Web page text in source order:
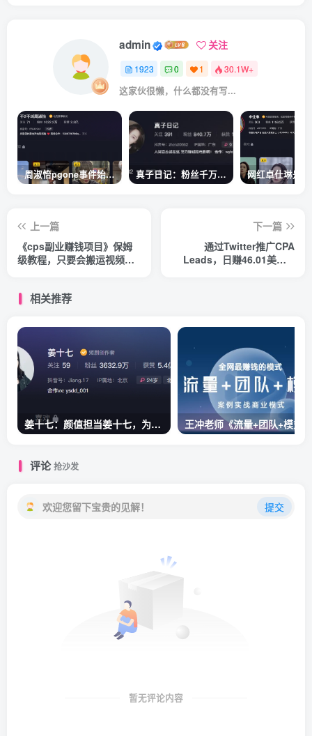
admin 关注
1923 0 1 30.1W+
这家伙很懒，什么都没有写...
周淑怡pgone事件始末，周淑怡现状 真子日记：粉丝千万的真子日记是最懂反转的网红吗？
上一篇
《cps副业赚钱项目》保姆
级教程，只要会搬运视频，
下一篇
通过Twitter推广CPA
Leads，日赚46.01美元 –
相关推荐
姜十七：颜值担当姜十七，为什么这么火
评论抢沙发
欢迎您留下宝贵的见解！ 提交
暂无评论内容